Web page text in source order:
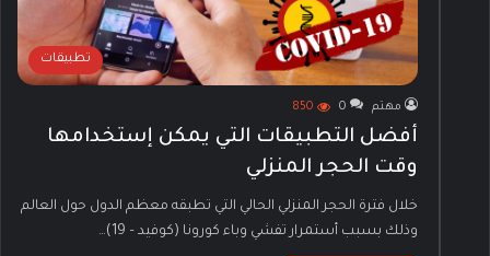
تطبيقات
مهتم 0
850
أفضل التطبيقات التي يمكن إستخدامها
وقت الحجر المنزلي
خلال فترة الحجر المنزلي الحالي التي تطبقه معظم الدول حول العالم
وذلك بسبب أستمرار تفشي وباء كورونا (كوفيد – 19)…